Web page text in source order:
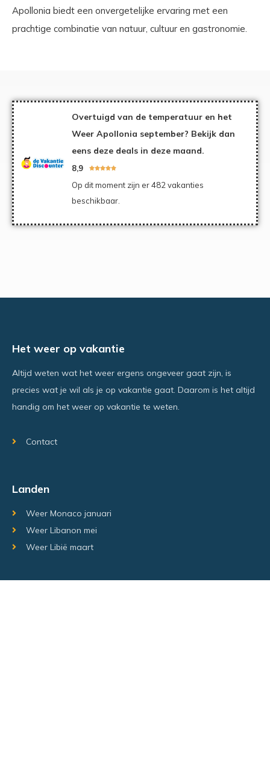
Apollonia biedt een onvergetelijke ervaring met een
prachtige combinatie van natuur, cultuur en gastronomie.
Overtuigd van de temperatuur en het
Weer Apollonia september? Bekijk dan
eens deze deals in deze maand.
8,9 
Op dit moment zijn er 482 vakanties
beschikbaar.
Het weer op vakantie
Altijd weten wat het weer ergens ongeveer gaat zijn, is
precies wat je wil als je op vakantie gaat. Daarom is het altijd
handig om het weer op vakantie te weten.
Contact
Landen
Weer Monaco januari
Weer Libanon mei
Weer Libië maart